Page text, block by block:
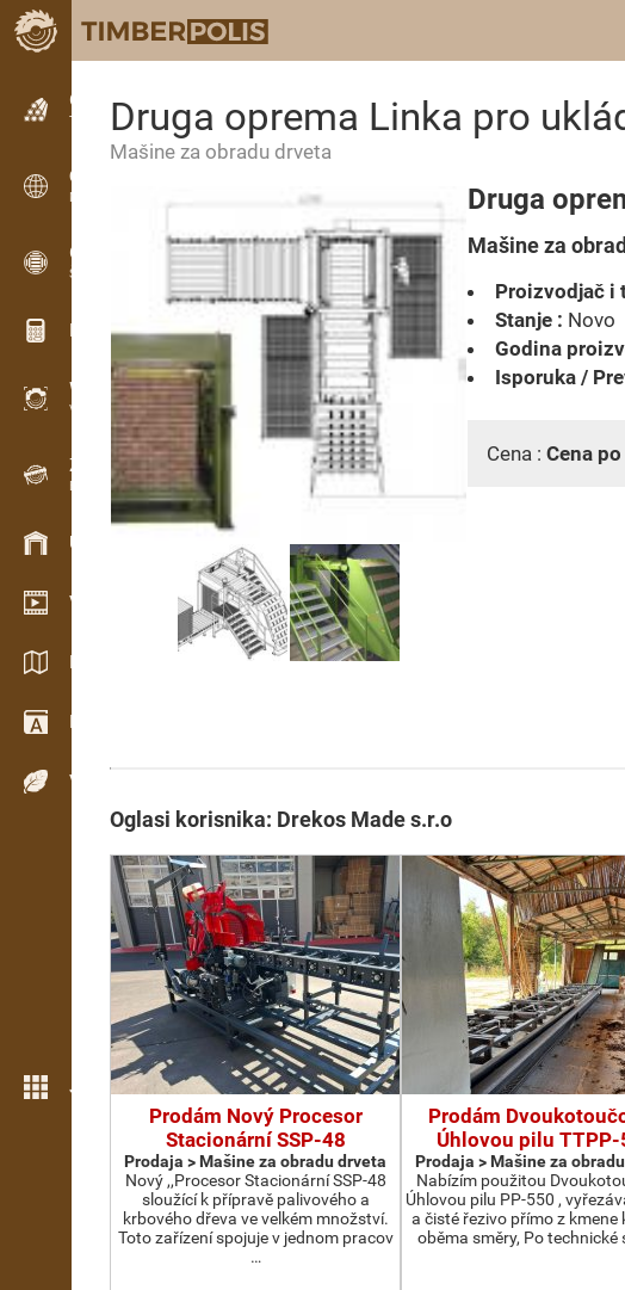
Oglašavanje
Tekstualne oglase
Oglašavanje
Međunarodni oglasi
OPTI-TIMB
Šeme rezanja
Kalkulatori za drvo
WoodProfi
Volumen drveta s AI
Zapisnik
Evidencija drveta na terenu
Upravljanje zalihama
Video salon
Katalozi / Brošure
Rečnik
Vrste drveta
Još opcija
Druga oprema Linka pro
Мašine za obradu drveta
Druga
Мašine za
Proizvodjač i
Stanje : Novo
Godina
Isporuka /
Cena : Cena
Oglasi korisnika: Drekos Made s.r.o
Prodám Nový Procesor
Stacionární SSP-48
Prodaja > Мašine za obradu drveta
Nový ,,Procesor Stacionární SSP-48
sloužící k přípravě palivového a
krbového dřeva ve velkém množství.
Toto zařízení spojuje v jednom pracov
…
Prodám
Úhlovou pilu TTPP-
Prodaja > Мašine za
Nabízím použitou
Úhlovou pilu PP-550 ,
a čisté řezivo přímo z kmene
oběma směry, Po technické